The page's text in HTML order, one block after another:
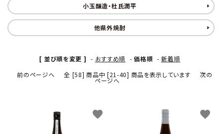
お酒の種類から選ぶ
小玉醸造・杜氏潤平
他県外焼酎
[ 並び順を変更 ] - おすすめ順 -価格順 -新着順
前のページへ
全 [58] 商品中 [21-40] 商品を表示しています 次の
ページへ
favorite favorite